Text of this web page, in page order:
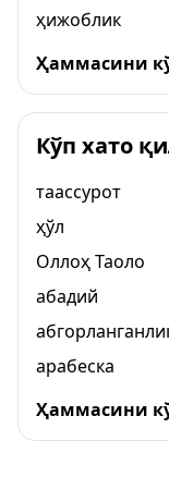
ҳижоблик
Ҳаммасини
Кўп хато
таассурот
ҳўл
Оллоҳ Таоло
абадий
арабеска
Ҳаммасини